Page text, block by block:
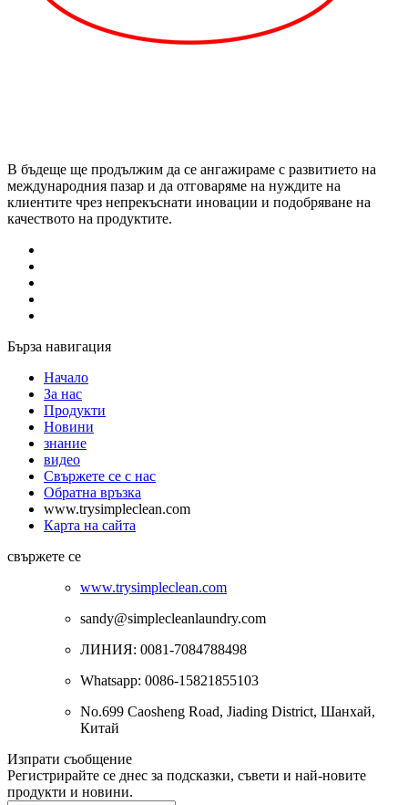
В бъдеще ще продължим да се ангажираме с развитието на
международния пазар и да отговаряме на нуждите на
клиентите чрез непрекъснати иновации и подобряване на
качеството на продуктите.
Бърза навигация
Начало
За нас
Продукти
Новини
знание
видео
Свържете се с нас
Обратна връзка
www.trysimpleclean.com
Карта на сайта
свържете се
www.trysimpleclean.com
sandy@simplecleanlaundry.com
ЛИНИЯ: 0081-7084788498
Whatsapp: 0086-15821855103
No.699 Caosheng Road, Jiading District, Шанхай,
Китай
Изпрати съобщение
Регистрирайте се днес за подсказки, съвети и най-новите
продукти и новини.